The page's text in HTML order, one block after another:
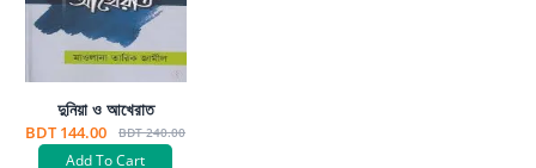
দুনিয়া ও আখেরাত
BDT 144.00 BDT 240.00
Add To Cart